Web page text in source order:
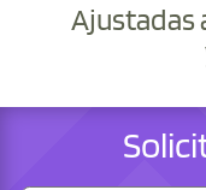
Ajustadas